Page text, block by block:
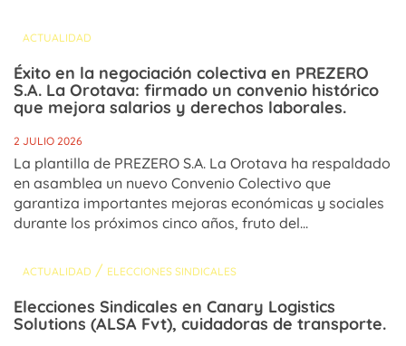
ACTUALIDAD
Éxito en la negociación colectiva en PREZERO
S.A. La Orotava: firmado un convenio histórico
que mejora salarios y derechos laborales.
2 JULIO 2026
La plantilla de PREZERO S.A. La Orotava ha respaldado
en asamblea un nuevo Convenio Colectivo que
garantiza importantes mejoras económicas y sociales
durante los próximos cinco años, fruto del...
ACTUALIDAD / ELECCIONES SINDICALES
Elecciones Sindicales en Canary Logistics
Solutions (ALSA Fvt), cuidadoras de transporte.